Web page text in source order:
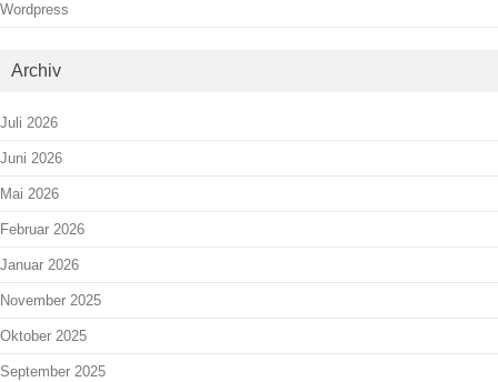
Wordpress
Archiv
Juli 2026
Juni 2026
Mai 2026
Februar 2026
Januar 2026
November 2025
Oktober 2025
September 2025